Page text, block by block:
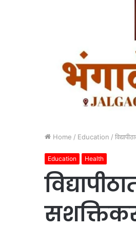
Home / Education /
Education Health